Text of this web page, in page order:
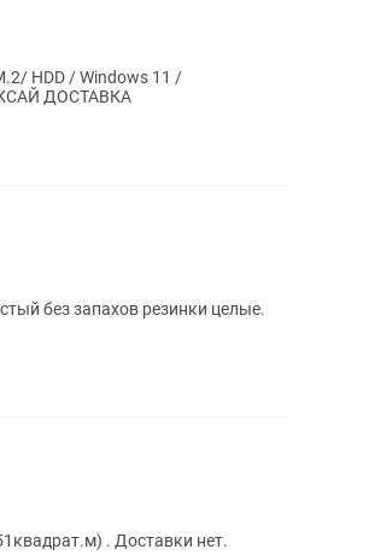
HDD / Windows 11 /
ДОСТАВКА
без запахов резинки целые.
. Доставки нет.